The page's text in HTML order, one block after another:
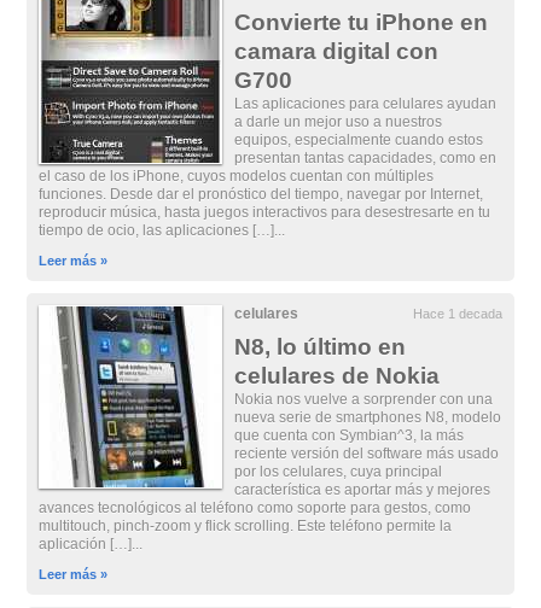
Convierte tu iPhone en
camara digital con
G700
Las aplicaciones para celulares ayudan
a darle un mejor uso a nuestros
equipos, especialmente cuando estos
presentan tantas capacidades, como en
el caso de los iPhone, cuyos modelos cuentan con múltiples
funciones. Desde dar el pronóstico del tiempo, navegar por Internet,
reproducir música, hasta juegos interactivos para desestresarte en tu
tiempo de ocio, las aplicaciones […]...
Leer más »
celulares Hace 1 decada
N8, lo último en
celulares de Nokia
Nokia nos vuelve a sorprender con una
nueva serie de smartphones N8, modelo
que cuenta con Symbian^3, la más
reciente versión del software más usado
por los celulares, cuya principal
característica es aportar más y mejores
avances tecnológicos al teléfono como soporte para gestos, como
multitouch, pinch-zoom y flick scrolling. Este teléfono permite la
aplicación […]...
Leer más »